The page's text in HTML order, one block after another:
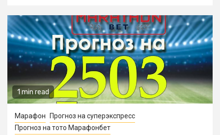
1 min read
Марафон
Прогноз на суперэкспресс
Прогноз на тото Марафонбет